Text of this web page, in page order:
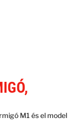
M1 és el model